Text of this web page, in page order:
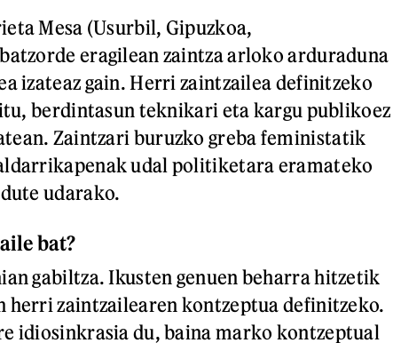
Mesa (Usurbil, Gipuzkoa,
eragilean zaintza arloko arduraduna
izateaz gain. Herri zaintzailea definitzeko
berdintasun teknikari eta kargu publikoez
Zaintzari buruzko greba feministatik
udal politiketara eramateko
udarako.
bat?
gabiltza. Ikusten genuen beharra hitzetik
herri zaintzailearen kontzeptua definitzeko.
idiosinkrasia du, baina marko kontzeptual